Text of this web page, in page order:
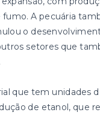
A pecuária
o
setores que
que tem
de etanol, que